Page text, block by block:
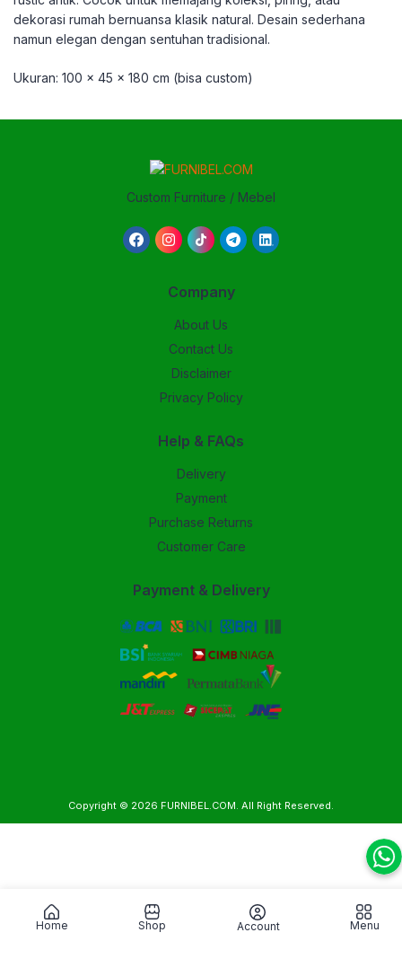
dekorasi rumah bernuansa klasik natural. Desain sederhana
namun elegan dengan sentuhan tradisional.
Ukuran: 100 x 45 x 180 cm (bisa custom)
Custom Furniture / Mebel
Company
About Us
Contact Us
Disclaimer
Privacy Policy
Help & FAQs
Delivery
Payment
Purchase Returns
Customer Care
Payment & Delivery
Copyright © 2026 FURNIBEL.COM. All Right Reserved.
Home Shop Account Menu